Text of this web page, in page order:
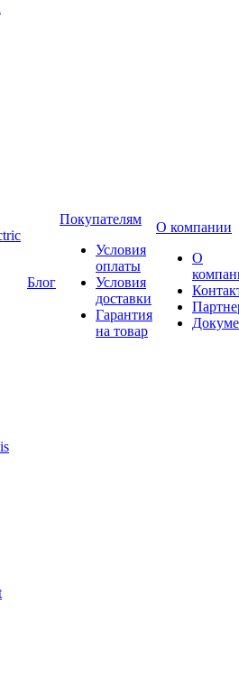
Блог
Покупателям
Условия
оплаты
Условия
доставки
Гарантия
на товар
О компании
О